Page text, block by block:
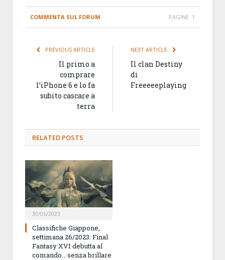
COMMENTA SUL FORUM PAGINE: 1
PREVIOUS ARTICLE
Il primo a
comprare
l’iPhone 6 e lo fa
subito cascare a
terra
NEXT ARTICLE
Il clan Destiny
di
Freeeeeplaying
RELATED POSTS
30/06/2023
Classifiche Giappone,
settimana 26/2023: Final
Fantasy XVI debutta al
comando… senza brillare